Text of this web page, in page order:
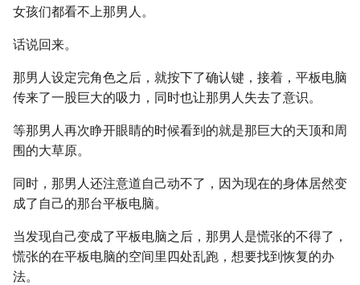
女孩们都看不上那男人。
话说回来。
那男人设定完角色之后，就按下了确认键，接着，平板电脑
传来了一股巨大的吸力，同时也让那男人失去了意识。
等那男人再次睁开眼睛的时候看到的就是那巨大的天顶和周
围的大草原。
同时，那男人还注意道自己动不了，因为现在的身体居然变
成了自己的那台平板电脑。
当发现自己变成了平板电脑之后，那男人是慌张的不得了，
慌张的在平板电脑的空间里四处乱跑，想要找到恢复的办
法。